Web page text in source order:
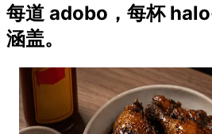
每道 adobo，每杯
涵盖。